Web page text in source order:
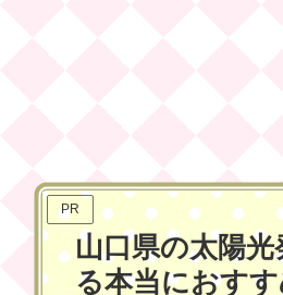
PR
ホーム メーカー
山口県の太陽
る本当におす